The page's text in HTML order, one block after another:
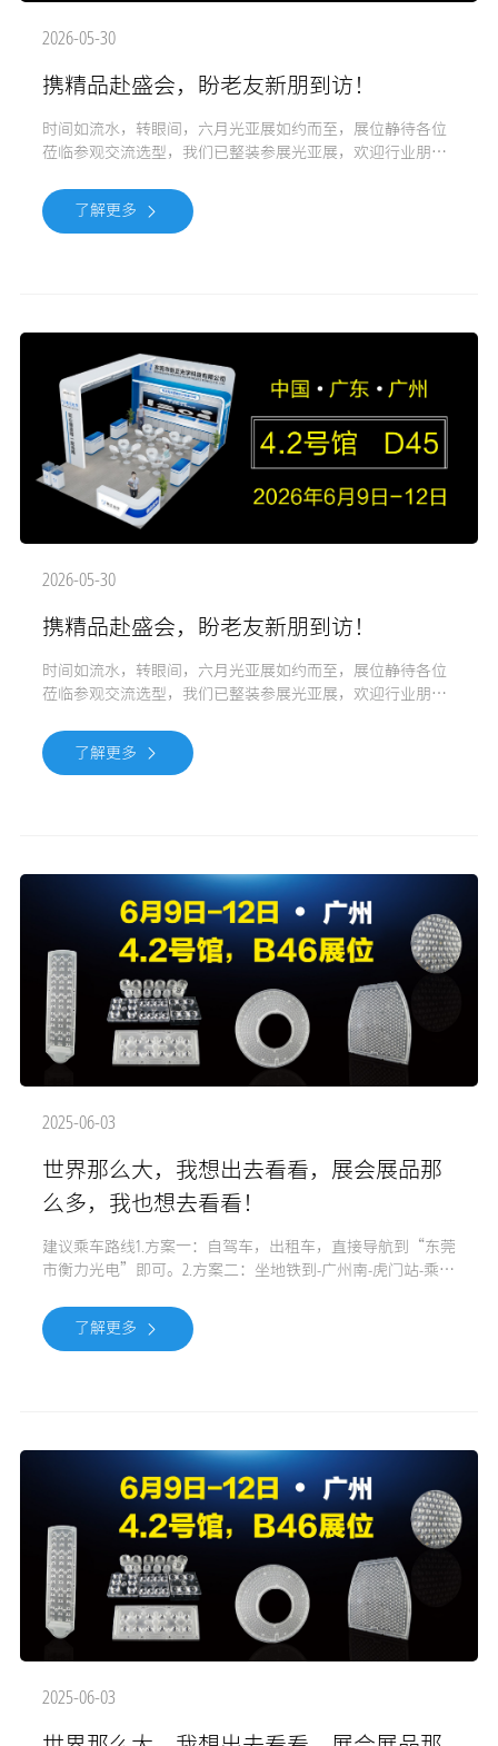
2026-05-30
携精品赴盛会，盼老友新朋到访！
时间如流水，转眼间，六月光亚展如约而至，展位静待各位
莅临参观交流选型，我们已整装参展光亚展，欢迎行业朋友
待您的到访! 想要了解产品更多详细信息，请用微信扫描下方
二维码关注我司微信公众号。&n
了解更多
2026-05-30
携精品赴盛会，盼老友新朋到访！
时间如流水，转眼间，六月光亚展如约而至，展位静待各位
莅临参观交流选型，我们已整装参展光亚展，欢迎行业朋友
待您的到访! 想要了解产品更多详细信息，请用微信扫描下方
二维码关注我司微信公众号。
了解更多
2025-06-03
世界那么大，我想出去看看，展会展品那
么多，我也想去看看！
建议乘车路线1.方案一：自驾车，出租车，直接导航到“东莞
市衡力光电”即可。2.方案二：坐地铁到-广州南-虎门站-乘车
谈！ 想要了解产品更多详细信息，请用微信扫描下方二维码
关注我司微信公众号。
了解更多
2025-06-03